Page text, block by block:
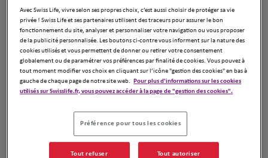
9.62 km
63 Rue de Bel Air
44850 le Cellier
Ouvert 09:00 - 12:00 et 13:00 - 18:00
Numéro
Voir plus
Avec Swiss Life, vivre selon ses propres choix, c’est aussi choisir de protéger sa vie
privée ! Swiss Life et ses partenaires utilisent des traceurs pour assurer le bon
fonctionnement du site, analyser et personnaliser votre navigation ou vous proposer
de la publicité personnalisée. Les boutons ci-contre vous informent sur la nature des
cookies utilisés et vous permettent de donner ou retirer votre consentement
globalement ou de paramétrer vos préférences par finalité de cookies. Vous pouvez à
tout moment modifier vos choix en cliquant sur l’icône "gestion des cookies" en bas à
gauche de chaque page de notre site web. Pour plus d'informations sur les cookies
utilisés sur Swisslife.fr, vous pouvez accéder à la page de "gestion des cookies".
Préférence pour tous les cookies
Tout refuser Tout autoriser